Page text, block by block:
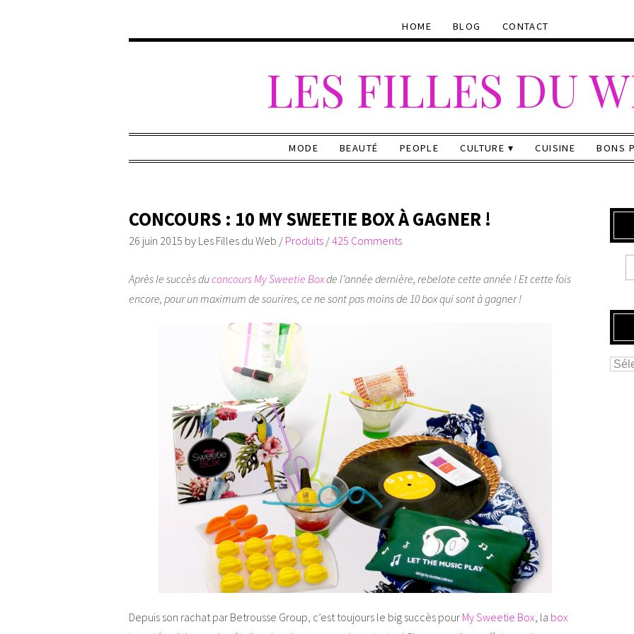
HOME BLOG CONTACT
LES FILLES DU
MODE BEAUTÉ PEOPLE CULTURE CUISINE BONS
CONCOURS : 10 MY SWEETIE BOX À GAGNER !
26 juin 2015 by Les Filles du Web / Produits /425 Comments
Après le succès duconcours My Sweetie Boxde l’année dernière, rebelote cette année ! Et cette fois
encore, pour un maximum de sourires, ce ne sont pas moins de 10 box qui sont à gagner !
Depuis son rachat par Betrousse Group, c’est toujours le big succès pour My Sweetie Box, la box